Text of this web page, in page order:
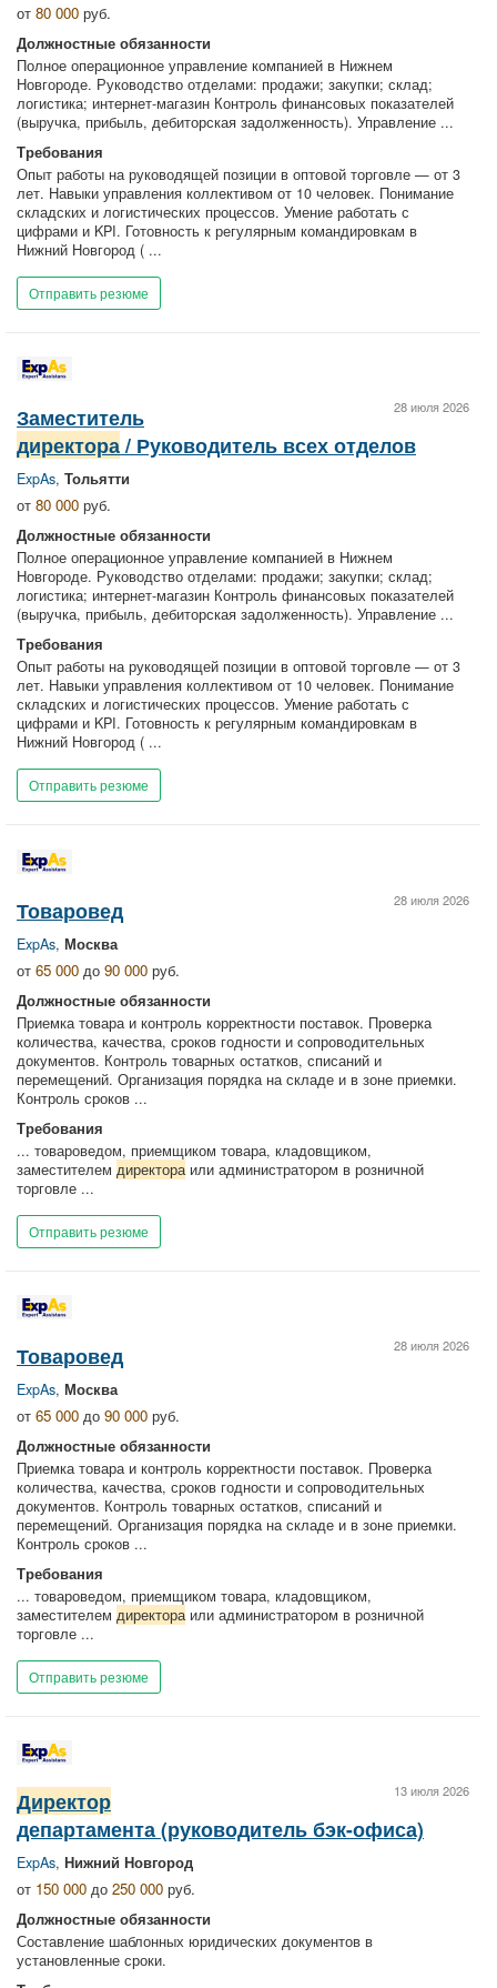
от 80 000 руб.
Должностные обязанности
Полное операционное управление компанией в Нижнем
Новгороде. Руководство отделами: продажи; закупки; склад;
логистика; интернет-магазин Контроль финансовых показателей
(выручка, прибыль, дебиторская задолженность). Управление ...
Требования
Опыт работы на руководящей позиции в оптовой торговле — от 3
лет. Навыки управления коллективом от 10 человек. Понимание
складских и логистических процессов. Умение работать с
цифрами и KPI. Готовность к регулярным командировкам в
Нижний Новгород ( ...
Отправить резюме
28 июля 2026
Заместитель
директора / Руководитель всех отделов
ExpAs, Тольятти
от 80 000 руб.
Должностные обязанности
Полное операционное управление компанией в Нижнем
Новгороде. Руководство отделами: продажи; закупки; склад;
логистика; интернет-магазин Контроль финансовых показателей
(выручка, прибыль, дебиторская задолженность). Управление ...
Требования
Опыт работы на руководящей позиции в оптовой торговле — от 3
лет. Навыки управления коллективом от 10 человек. Понимание
складских и логистических процессов. Умение работать с
цифрами и KPI. Готовность к регулярным командировкам в
Нижний Новгород ( ...
Отправить резюме
28 июля 2026
Товаровед
ExpAs, Москва
от 65 000 до 90 000 руб.
Должностные обязанности
Приемка товара и контроль корректности поставок. Проверка
количества, качества, сроков годности и сопроводительных
документов. Контроль товарных остатков, списаний и
перемещений. Организация порядка на складе и в зоне приемки.
Контроль сроков ...
Требования
... товароведом, приемщиком товара, кладовщиком,
заместителем директораили администратором в розничной
торговле ...
Отправить резюме
28 июля 2026
Товаровед
ExpAs, Москва
от 65 000 до 90 000 руб.
Должностные обязанности
Приемка товара и контроль корректности поставок. Проверка
количества, качества, сроков годности и сопроводительных
документов. Контроль товарных остатков, списаний и
перемещений. Организация порядка на складе и в зоне приемки.
Контроль сроков ...
Требования
... товароведом, приемщиком товара, кладовщиком,
заместителем директораили администратором в розничной
торговле ...
Отправить резюме
13 июля 2026
Директор
департамента (руководитель бэк-офиса)
ExpAs, Нижний Новгород
от 150 000 до 250 000 руб.
Должностные обязанности
Составление шаблонных юридических документов в
установленные сроки.